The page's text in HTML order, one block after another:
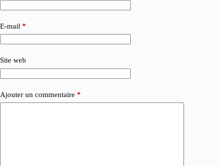
E-mail *
Site web
Ajouter un commentaire *